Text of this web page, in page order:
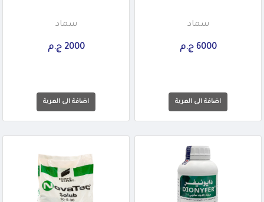
سماد
6000 ج.م
سماد
2000 ج.م